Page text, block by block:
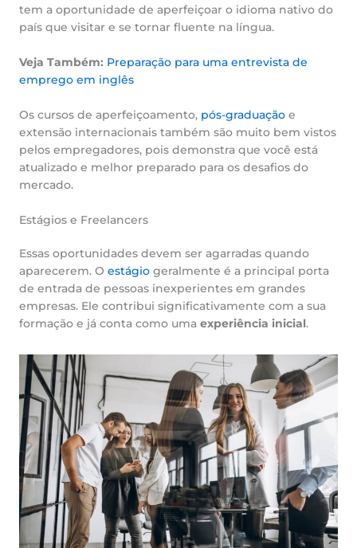
tem a oportunidade de aperfeiçoar o idioma nativo do
país que visitar e se tornar fluente na língua.
Veja Também: Preparação para uma entrevista de
emprego em inglês
Os cursos de aperfeiçoamento, pós-graduação e
extensão internacionais também são muito bem vistos
pelos empregadores, pois demonstra que você está
atualizado e melhor preparado para os desafios do
mercado.
Estágios e Freelancers
Essas oportunidades devem ser agarradas quando
aparecerem. O estágio geralmente é a principal porta
de entrada de pessoas inexperientes em grandes
empresas. Ele contribui significativamente com a sua
formação e já conta como uma experiência inicial.